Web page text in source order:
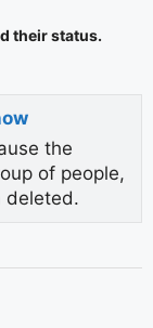
their status.
the
of people,
deleted.